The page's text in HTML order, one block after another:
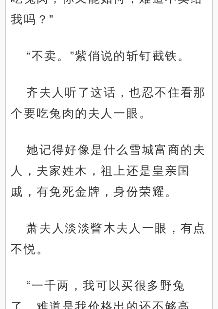
我吗？”
“不卖。”紫俏说的斩钉截铁。
齐夫人听了这话，也忍不住看那
个要吃兔肉的夫人一眼。
她记得好像是什么雪城富商的夫
人，夫家姓木，祖上还是皇亲国
戚，有免死金牌，身份荣耀。
萧夫人淡淡瞥木夫人一眼，有点
不悦。
“一千两，我可以买很多野兔
了，难道是我价格出的还不够高，